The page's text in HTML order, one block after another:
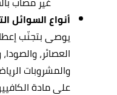
أنواع السوائل
يوصى بتجنّب
العصائر،
والمشروبات
على مادة